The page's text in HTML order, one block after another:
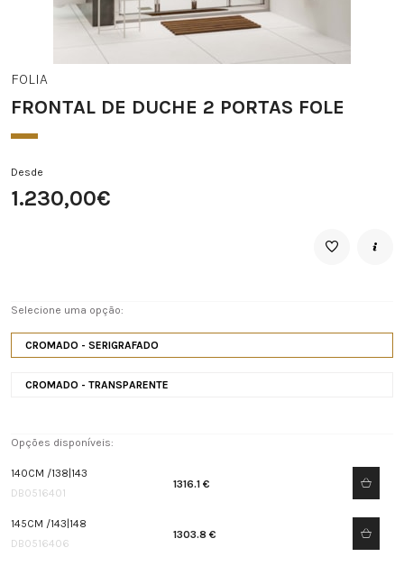
FOLIA
FRONTAL DE DUCHE 2 PORTAS FOLE
Desde
1.230,00€
Selecione uma opção:
CROMADO - SERIGRAFADO
CROMADO - TRANSPARENTE
Opções disponíveis:
140CM /138|143
DB0516401
1316.1 €
145CM /143|148
DB0516406
1303.8 €